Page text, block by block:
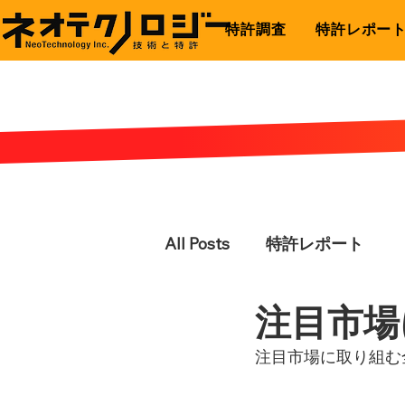
特許調査 特許レポー
All Posts 特許レポート
注目市
注目市場に取り組